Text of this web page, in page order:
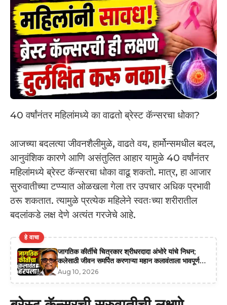
40 वर्षांनंतर महिलांमध्ये का वाढतो ब्रेस्ट कॅन्सरचा धोका?
आजच्या बदलत्या जीवनशैलीमुळे, वाढते वय, हार्मोन्समधील बदल,
आनुवंशिक कारणे आणि असंतुलित आहार यामुळे 40 वर्षांनंतर
महिलांमध्ये ब्रेस्ट कॅन्सरचा धोका वाढू शकतो. मात्र, हा आजार
सुरुवातीच्या टप्प्यात ओळखला गेला तर उपचार अधिक प्रभावी
ठरू शकतात. त्यामुळे प्रत्येक महिलेने स्वतःच्या शरीरातील
बदलांकडे लक्ष देणे अत्यंत गरजेचे आहे.
हे वाचा
जागतिक कीर्तीचे चित्रकार श्रीधरदादा अंभोरे यांचे निधन;
कलेसाठी जीवन समर्पित करणाऱ्या महान कलावंताला भावपूर्ण
श्रद्धांजली
Aug 10, 2026